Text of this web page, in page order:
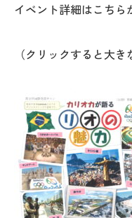
イベント詳細はこちら
（クリックすると大